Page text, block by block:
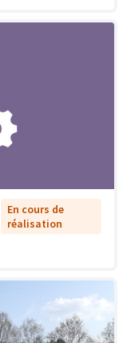
En cours de
réalisation